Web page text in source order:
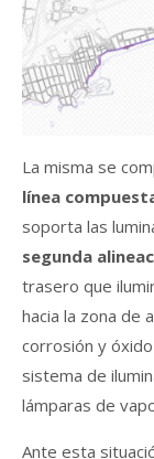
La misma se
línea
soporta las
segunda
trasero que
hacia la zona de
corrosión y
sistema de
lámparas de
Ante esta